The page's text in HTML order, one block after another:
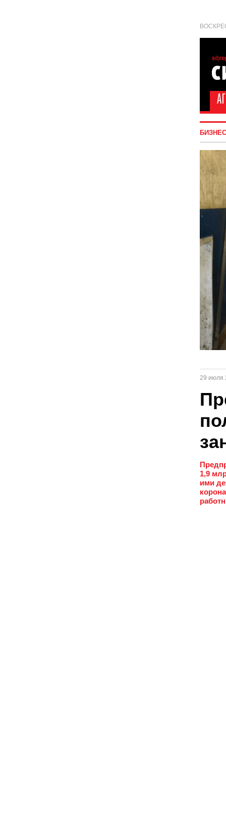
БИЗНЕС
29 июля
1,9
ими